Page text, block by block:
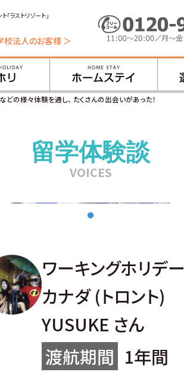
ラストリゾート」
校法人のお客様 ＞
どの様々体験を通し、 たくさんの出会いがあった！
留学体験談
VOICES
ワーキングホリデー
カナダ(トロント)
YUSUKE さん
渡航期間 1年間